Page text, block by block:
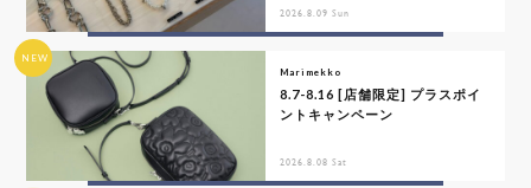
2026.8.09 Sun
NEW
Marimekko
8.7-8.16 [店舗限定] プラスポイ
ントキャンペーン
2026.8.08 Sat